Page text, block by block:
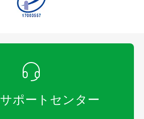
ポートセンター